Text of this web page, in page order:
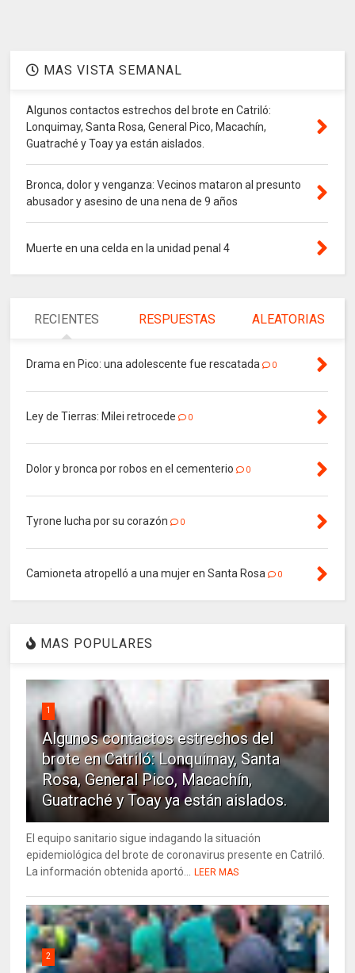
MAS VISTA SEMANAL
Algunos contactos estrechos del brote en Catriló:
Lonquimay, Santa Rosa, General Pico, Macachín,
Guatraché y Toay ya están aislados.
Bronca, dolor y venganza: Vecinos mataron al presunto
abusador y asesino de una nena de 9 años
Muerte en una celda en la unidad penal 4
RECIENTES RESPUESTAS ALEATORIAS
Drama en Pico: una adolescente fue rescatada 0
Ley de Tierras: Milei retrocede 0
Dolor y bronca por robos en el cementerio 0
Tyrone lucha por su corazón 0
Camioneta atropelló a una mujer en Santa Rosa 0
MAS POPULARES
1
Algunos contactos estrechos del
brote en Catriló: Lonquimay, Santa
Rosa, General Pico, Macachín,
Guatraché y Toay ya están aislados.
El equipo sanitario sigue indagando la situación
epidemiológica del brote de coronavirus presente en Catriló.
La información obtenida aportó...
LEER MAS
2